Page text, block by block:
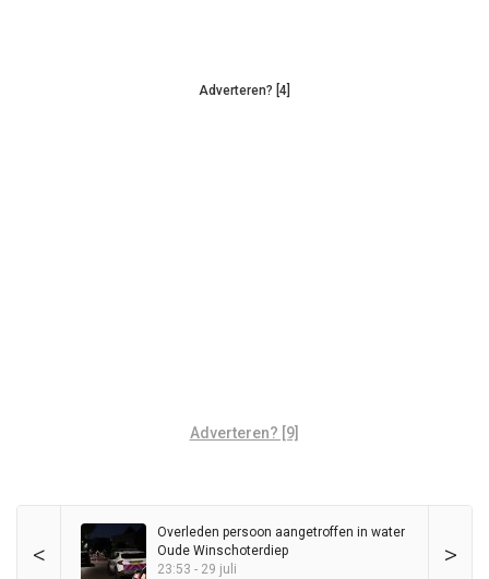
Adverteren? [4]
Adverteren? [9]
< >
Overleden persoon aangetroffen in water
Oude Winschoterdiep
23:53 - 29 juli